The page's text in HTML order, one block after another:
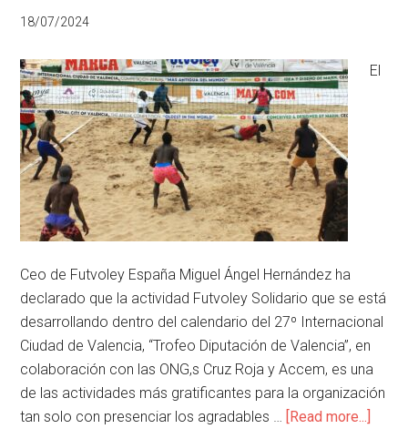
18/07/2024
El
Ceo de Futvoley España Miguel Ángel Hernández ha
declarado que la actividad Futvoley Solidario que se está
desarrollando dentro del calendario del 27º Internacional
Ciudad de Valencia, “Trofeo Diputación de Valencia”, en
colaboración con las ONG,s Cruz Roja y Accem, es una
de las actividades más gratificantes para la organización
tan solo con presenciar los agradables … [Read more...]